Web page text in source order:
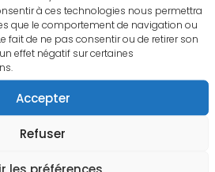
à ces technologies nous permettra
que le comportement de navigation ou
fait de ne pas consentir ou de retirer son
effet négatif sur certaines
Accepter
Refuser
rôle des chirurgiens de la
de l’amylose et de ses
cardiaques localisés à
communication par des